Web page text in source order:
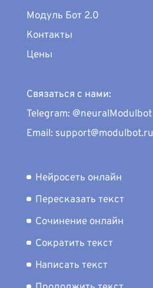
Модуль Бот 2.0
Контакты
Цены
Связаться с нами:
Telegram: @neuralModulbot
Email: support@modulbot.ru
Нейросеть онлайн
Пересказать текст
Сочинение онлайн
Сократить текст
Написать текст